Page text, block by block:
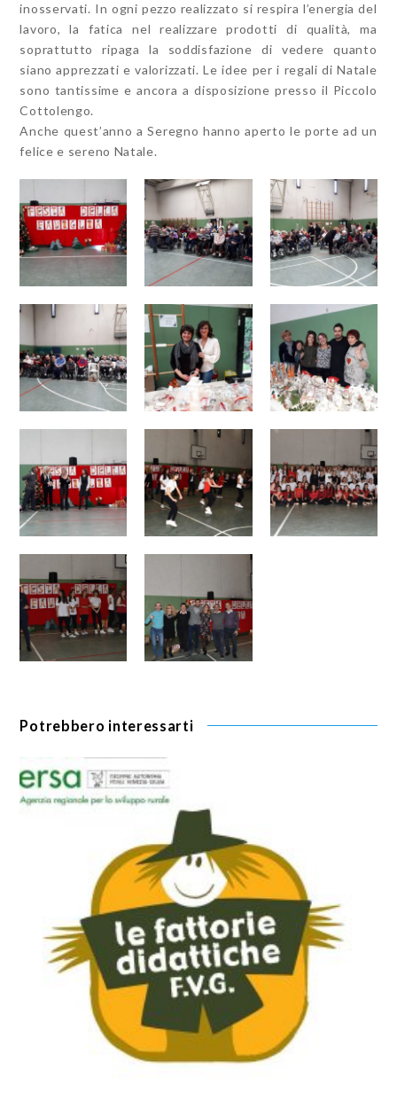
inosservati. In ogni pezzo realizzato si respira l’energia del
lavoro, la fatica nel realizzare prodotti di qualità, ma
soprattutto ripaga la soddisfazione di vedere quanto
siano apprezzati e valorizzati. Le idee per i regali di Natale
sono tantissime e ancora a disposizione presso il Piccolo
Cottolengo.
Anche quest’anno a Seregno hanno aperto le porte ad un
felice e sereno Natale.
Potrebbero interessarti